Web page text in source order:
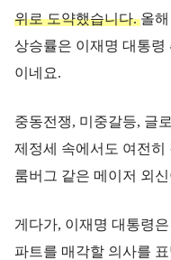
위로 도약했습니다.올
상승률은 이재명 대통령
이네요.
중동전쟁, 미중갈등, 글
제정세 속에서도 여전히
룸버그 같은 메이저 외
게다가, 이재명 대통령
파트를 매각할 의사를